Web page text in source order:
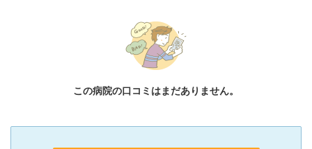
この病院の口コミはまだありません。